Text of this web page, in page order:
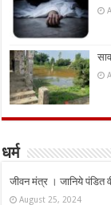
धर्म
जीवन मंत्र । जानिये पंडित
August 25, 2024